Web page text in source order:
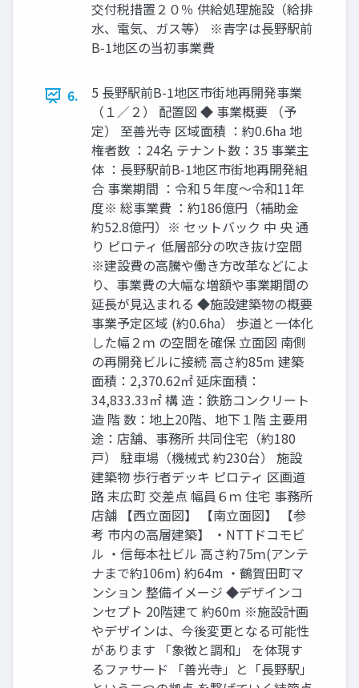
交付税措置２０％ 供給処理施設（給排
水、電気、ガス等） ※青字は長野駅前
B-1地区の当初事業費
6.
5 長野駅前B-1地区市街地再開発事業
（１／２） 配置図 ◆ 事業概要 （予
定） 至善光寺 区域面積 ：約0.6ha 地
権者数 ：24名 テナント数：35 事業主
体 ：⻑野駅前B-1地区市街地再開発組
合 事業期間 ：令和５年度〜令和11年
度※ 総事業費 ：約186億円（補助金
約52.8億円）※ セットバック 中 央 通
り ピロティ 低層部分の吹き抜け空間
※建設費の高騰や働き方改革などによ
り、事業費の大幅な増額や事業期間の
延⻑が⾒込まれる ◆施設建築物の概要
事業予定区域 (約0.6ha） 歩道と一体化
した幅２ｍ の空間を確保 立面図 南側
の再開発ビルに接続 高さ約85m 建築
面積：2,370.62㎡ 延床面積：
34,833.33㎡ 構 造：鉄筋コンクリート
造 階 数：地上20階、地下１階 主要用
途：店舗、事務所 共同住宅（約180
⼾） 駐車場（機械式 約230台） 施設
建築物 歩⾏者デッキ ピロティ 区画道
路 末広町 交差点 幅員６ｍ 住宅 事務所
店舗 【⻄立面図】 【南立面図】 【参
考 市内の高層建築】 ・NTTドコモビ
ル ・信毎本社ビル 高さ約75ｍ(アンテ
ナまで約106m) 約64m ・鶴賀田町マ
ンション 整備イメージ ◆デザインコ
ンセプト 20階建て 約60m ※施設計画
やデザインは、今後変更となる可能性
があります 「象徴と調和」 を体現す
るファサード 「善光寺」と「⻑野駅」